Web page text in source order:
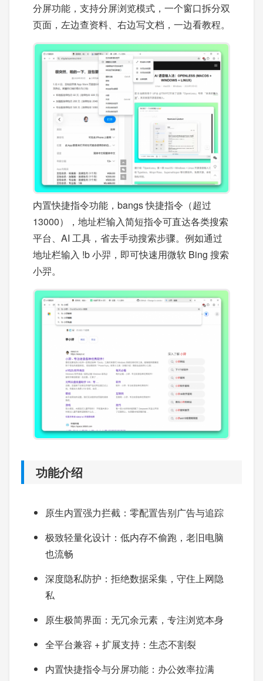
分屏功能，支持分屏浏览模式，一个窗口拆分双
页面，左边查资料、右边写文档，一边看教程。
内置快捷指令功能，bangs 快捷指令（超过
13000），地址栏输入简短指令可直达各类搜索
平台、AI 工具，省去手动搜索步骤。例如通过
地址栏输入 !b 小羿，即可快速用微软 Bing 搜索
小羿。
功能介绍
原生内置强力拦截：零配置告别广告与追踪
极致轻量化设计：低内存不偷跑，老旧电脑
也流畅
深度隐私防护：拒绝数据采集，守住上网隐
私
原生极简界面：无冗余元素，专注浏览本身
全平台兼容 + 扩展支持：生态不割裂
内置快捷指令与分屏功能：办公效率拉满